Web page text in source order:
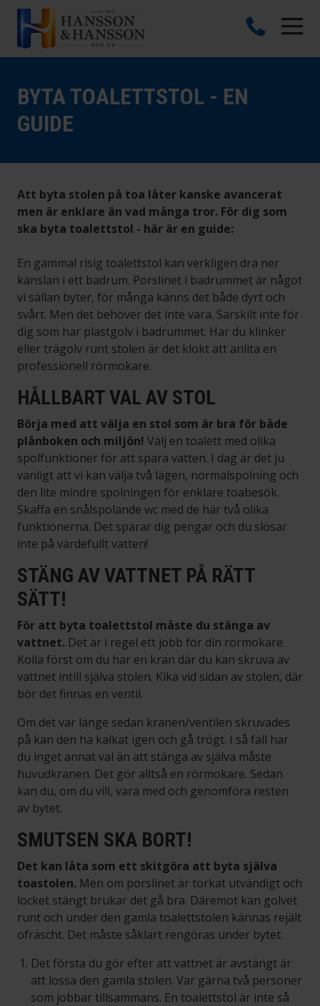
BYTA TOALETTSTOL - EN
GUIDE
Att byta stolen på toa låter kanske avancerat
men är enklare än vad många tror. För dig som
ska byta toalettstol - här är en guide:
En gammal risig toalettstol kan verkligen dra ner
känslan i ett badrum. Porslinet i badrummet är något
vi sällan byter, för många känns det både dyrt och
svårt. Men det behöver det inte vara. Särskilt inte för
dig som har plastgolv i badrummet. Har du klinker
eller trägolv runt stolen är det klokt att anlita en
professionell rörmokare.
HÅLLBART VAL AV STOL
Börja med att välja en stol som är bra för både
plånboken och miljön! Välj en toalett med olika
spolfunktioner för att spara vatten. I dag är det ju
vanligt att vi kan välja två lägen, normalspolning och
den lite mindre spolningen för enklare toabesök.
Skaffa en snålspolande wc med de här två olika
funktionerna. Det sparar dig pengar och du slösar
inte på värdefullt vatten!
STÄNG AV VATTNET PÅ RÄTT
SÄTT!
För att byta toalettstol måste du stänga av
vattnet. Det är i regel ett jobb för din rörmokare.
Kolla först om du har en kran där du kan skruva av
vattnet intill själva stolen. Kika vid sidan av stolen, där
bör det finnas en ventil.
Om det var länge sedan kranen/ventilen skruvades
på kan den ha kalkat igen och gå trögt. I så fall har
du inget annat val än att stänga av själva måste
huvudkranen. Det gör alltså en rörmokare. Sedan
kan du, om du vill, vara med och genomföra resten
av bytet.
SMUTSEN SKA BORT!
Det kan låta som ett skitgöra att byta själva
toastolen. Men om porslinet är torkat utvändigt och
locket stängt brukar det gå bra. Däremot kan golvet
runt och under den gamla toalettstolen kännas rejält
ofräscht. Det måste såklart rengöras under bytet.
Det första du gör efter att vattnet är avstängt är
att lossa den gamla stolen. Var gärna två personer
som jobbar tillsammans. En toalettstol är inte så